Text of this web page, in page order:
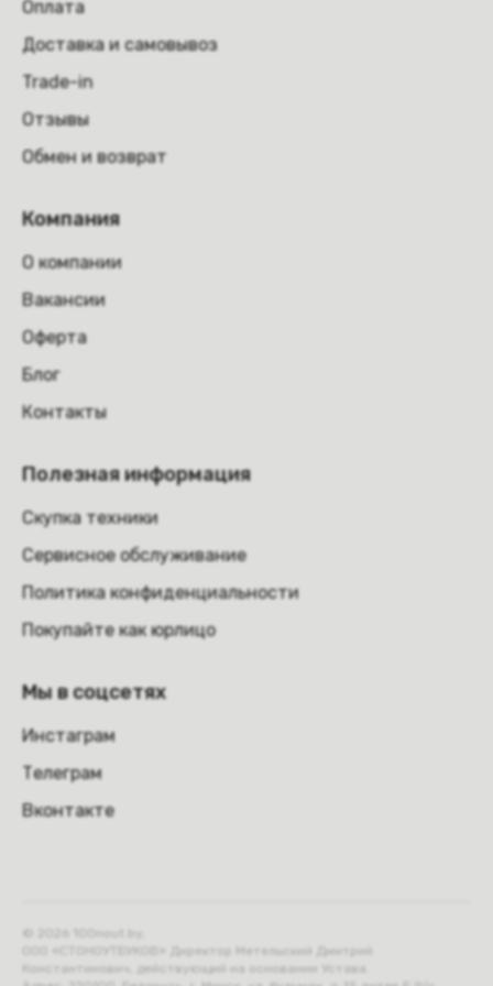
Оплата
Доставка и самовывоз
Trade-in
Отзывы
Обмен и возврат
Компания
О компании
Вакансии
Оферта
Блог
Контакты
Полезная информация
Скупка техники
Сервисное обслуживание
Политика конфиденциальности
Покупайте как юрлицо
Мы в соцсетях
Инстаграм
Телеграм
Вконтакте
ООО «СТОНОУТБУКОВ» Директор Метельский Дмитрий
Константинович, действующий на основании Устава.